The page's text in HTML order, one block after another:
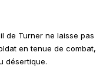
de Turner ne laisse pas
en tenue de combat,
désertique.